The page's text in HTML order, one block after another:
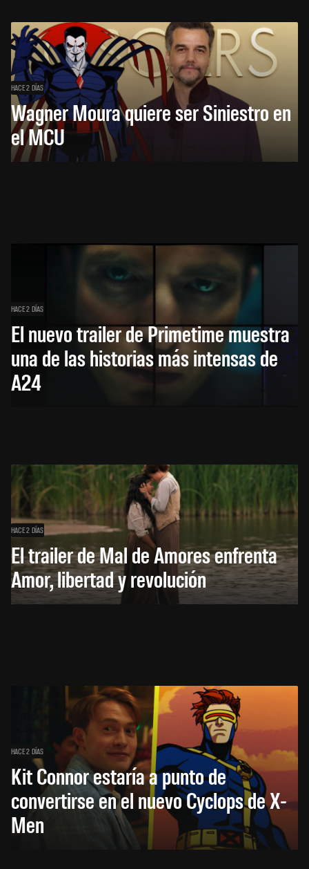
HACE 2 DÍAS
Wagner Moura quiere ser Siniestro en
el MCU
HACE 2 DÍAS
El nuevo trailer de Primetime muestra
una de las historias más intensas de
A24
HACE 2 DÍAS
El trailer de Mal de Amores enfrenta
Amor, libertad y revolución
HACE 2 DÍAS
Kit Connor estaría a punto de
convertirse en el nuevo Cyclops de X-
Men